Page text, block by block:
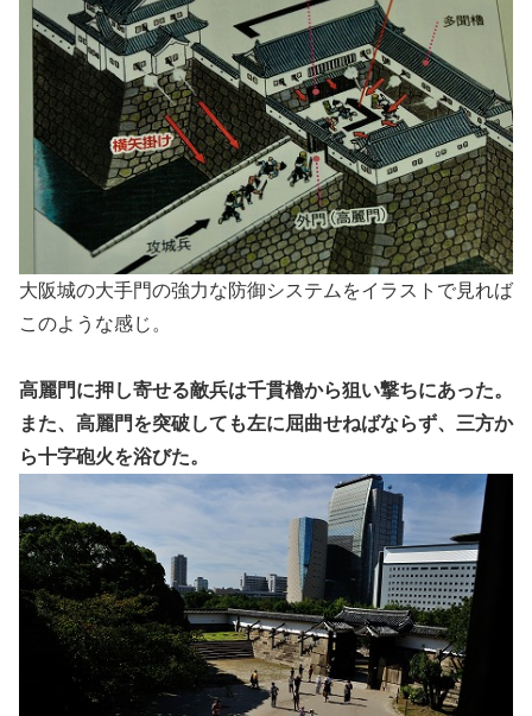
大阪城の大手門の強力な防御システムをイラストで見れば
このような感じ。
高麗門に押し寄せる敵兵は千貫櫓から狙い撃ちにあった。
また、高麗門を突破しても左に屈曲せねばならず、三方か
ら十字砲火を浴びた。